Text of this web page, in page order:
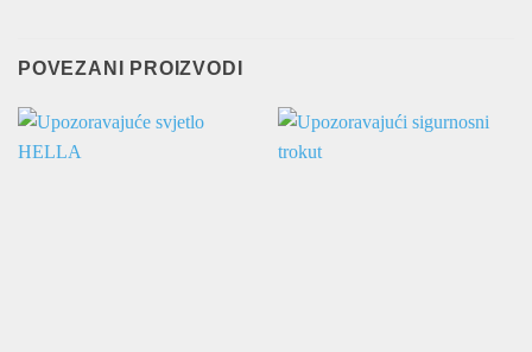
POVEZANI PROIZVODI